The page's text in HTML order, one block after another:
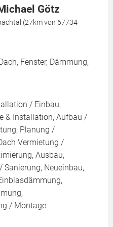
Götz
(27km von 67734
Fenster, Dämmung,
/ Einbau,
& Installation, Aufbau /
Planung /
Vermietung /
Ausbau,
Sanierung, Neueinbau,
/ Montage